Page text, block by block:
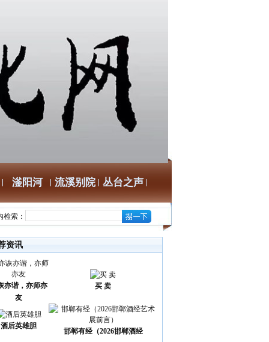
滏阳河 流溪别院 丛台之声
检索：
资讯
亦谐，亦师亦
友
买 卖
酒后英雄胆
邯郸有经（2026邯郸酒经